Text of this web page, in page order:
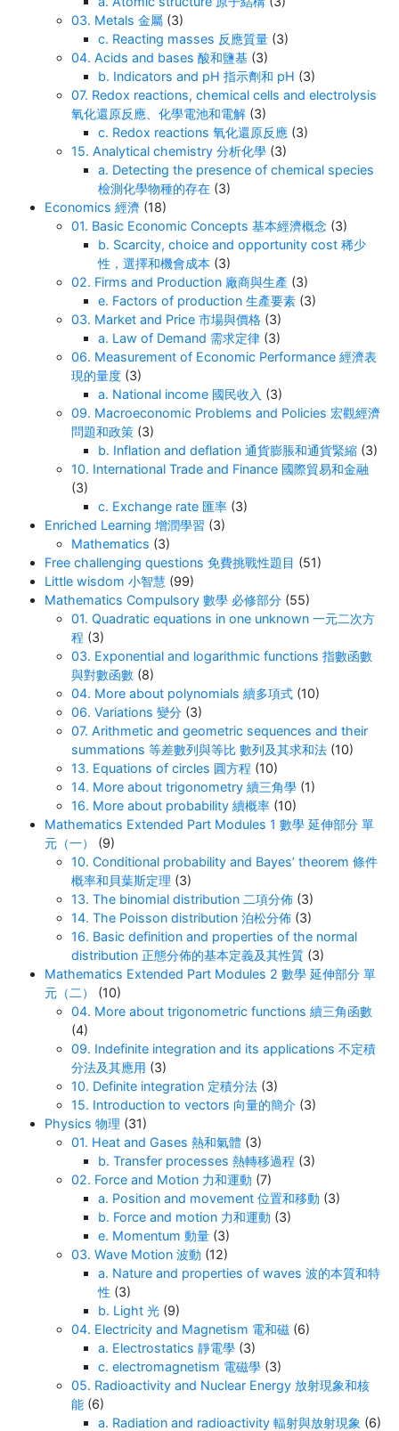
03. Metals 金屬 (3)
c. Reacting masses 反應質量 (3)
04. Acids and bases 酸和鹽基 (3)
b. Indicators and pH 指示劑和 pH (3)
07. Redox reactions, chemical cells and electrolysis
氧化還原反應、化學電池和電解 (3)
c. Redox reactions 氧化還原反應 (3)
15. Analytical chemistry 分析化學 (3)
a. Detecting the presence of chemical species
檢測化學物種的存在 (3)
Economics 經濟 (18)
01. Basic Economic Concepts 基本經濟概念 (3)
b. Scarcity, choice and opportunity cost 稀少
性，選擇和機會成本 (3)
02. Firms and Production 廠商與生產 (3)
e. Factors of production 生產要素 (3)
03. Market and Price 市場與價格 (3)
a. Law of Demand 需求定律 (3)
06. Measurement of Economic Performance 經濟表
現的量度 (3)
a. National income 國民收入 (3)
09. Macroeconomic Problems and Policies 宏觀經濟
問題和政策 (3)
b. Inflation and deflation 通貨膨脹和通貨緊縮 (3)
10. International Trade and Finance 國際貿易和金融
(3)
c. Exchange rate 匯率 (3)
Enriched Learning 增潤學習 (3)
Mathematics (3)
Free challenging questions 免費挑戰性題目 (51)
Little wisdom 小智慧 (99)
Mathematics Compulsory 數學 必修部分 (55)
01. Quadratic equations in one unknown 一元二次方
程 (3)
03. Exponential and logarithmic functions 指數函數
與對數函數 (8)
04. More about polynomials 續多項式 (10)
06. Variations 變分 (3)
07. Arithmetic and geometric sequences and their
summations 等差數列與等比 數列及其求和法 (10)
13. Equations of circles 圓方程 (10)
14. More about trigonometry 續三角學 (1)
16. More about probability 續概率 (10)
Mathematics Extended Part Modules 1 數學 延伸部分 單
元（一）
(9)
10. Conditional probability and Bayes’ theorem 條件
概率和貝葉斯定理 (3)
13. The binomial distribution 二項分佈 (3)
14. The Poisson distribution 泊松分佈 (3)
16. Basic definition and properties of the normal
distribution 正態分佈的基本定義及其性質 (3)
Mathematics Extended Part Modules 2 數學 延伸部分 單
元（二）
(10)
04. More about trigonometric functions 續三角函數
(4)
09. Indefinite integration and its applications 不定積
分法及其應用 (3)
10. Definite integration 定積分法 (3)
15. Introduction to vectors 向量的簡介 (3)
Physics 物理 (31)
01. Heat and Gases 熱和氣體 (3)
b. Transfer processes 熱轉移過程 (3)
02. Force and Motion 力和運動 (7)
a. Position and movement 位置和移動 (3)
b. Force and motion 力和運動 (3)
e. Momentum 動量 (3)
03. Wave Motion 波動 (12)
a. Nature and properties of waves 波的本質和特
性 (3)
b. Light 光 (9)
04. Electricity and Magnetism 電和磁 (6)
a. Electrostatics 靜電學 (3)
c. electromagnetism 電磁學 (3)
05. Radioactivity and Nuclear Energy 放射現象和核
能 (6)
a. Radiation and radioactivity 輻射與放射現象 (6)